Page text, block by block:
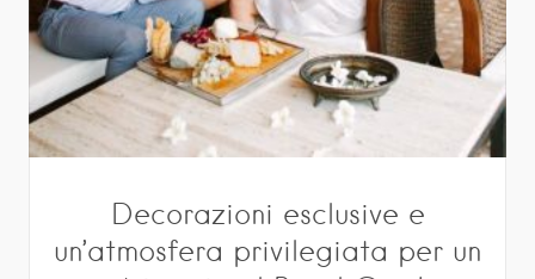
Decorazioni esclusive e
un’atmosfera privilegiata per un